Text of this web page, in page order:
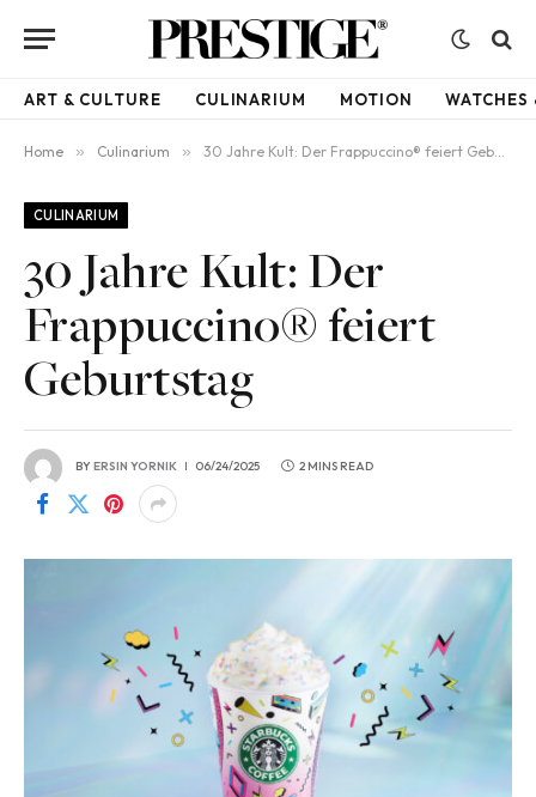
ART & CULTURE CULINARIUM MOTION WATCHES
Home » Culinarium » 30 Jahre Kult: Der Frappuccino® feiert Geburtstag
CULINARIUM
30 Jahre Kult: Der
Frappuccino® feiert
Geburtstag
BYERSIN YORNIK 06/24/2025 2 MINS READ